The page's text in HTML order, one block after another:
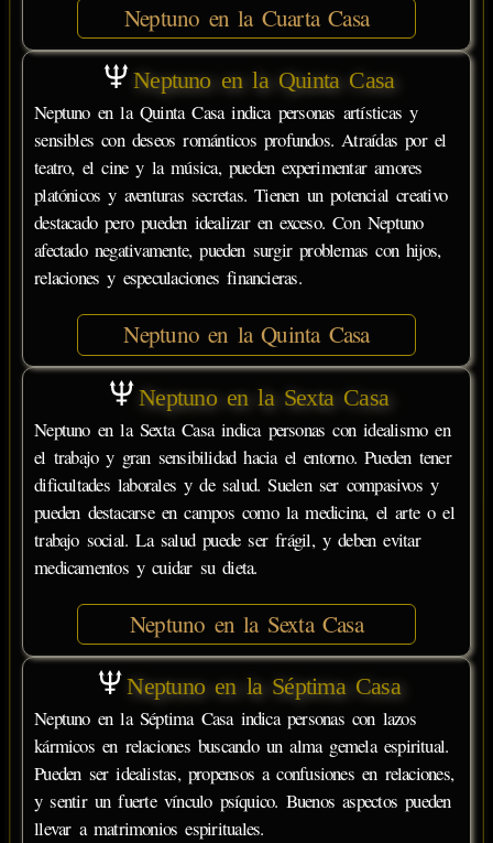
Neptuno en la Cuarta Casa
Neptuno en la Quinta Casa
Neptuno en la Quinta Casa indica personas artísticas y
sensibles con deseos románticos profundos. Atraídas por el
teatro, el cine y la música, pueden experimentar amores
platónicos y aventuras secretas. Tienen un potencial creativo
destacado pero pueden idealizar en exceso. Con Neptuno
afectado negativamente, pueden surgir problemas con hijos,
relaciones y especulaciones financieras.
Neptuno en la Quinta Casa
Neptuno en la Sexta Casa
Neptuno en la Sexta Casa indica personas con idealismo en
el trabajo y gran sensibilidad hacia el entorno. Pueden tener
dificultades laborales y de salud. Suelen ser compasivos y
pueden destacarse en campos como la medicina, el arte o el
trabajo social. La salud puede ser frágil, y deben evitar
medicamentos y cuidar su dieta.
Neptuno en la Sexta Casa
Neptuno en la Séptima Casa
Neptuno en la Séptima Casa indica personas con lazos
kármicos en relaciones buscando un alma gemela espiritual.
Pueden ser idealistas, propensos a confusiones en relaciones,
y sentir un fuerte vínculo psíquico. Buenos aspectos pueden
llevar a matrimonios espirituales.